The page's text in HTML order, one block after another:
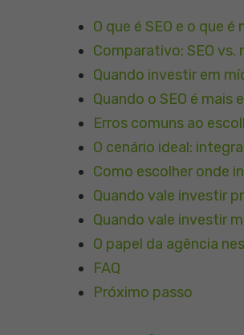
O que é SEO e o que é
Comparativo: SEO vs.
Quando investir em
Quando o SEO é mais
Erros comuns ao
O cenário ideal:
Como escolher onde
Quando vale investir
Quando vale investir
O papel da agência
FAQ
Próximo passo